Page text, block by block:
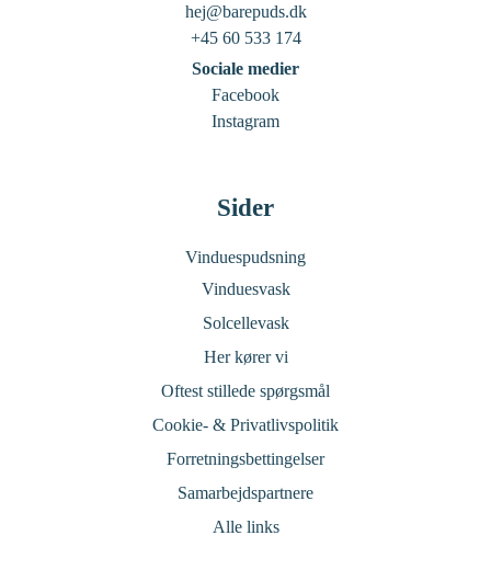
hej@barepuds.dk
+45 60 533 174
Sociale medier
Facebook
Instagram
Sider
Vinduespudsning
Vinduesvask
Solcellevask
Her kører vi
Oftest stillede spørgsmål
Cookie- & Privatlivspolitik
Forretningsbettingelser
Samarbejdspartnere
Alle links